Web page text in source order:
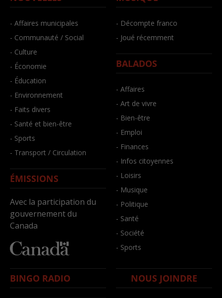
- Affaires municipales
- Communauté / Social
- Culture
- Économie
- Éducation
- Environnement
- Faits divers
- Santé et bien-être
- Sports
- Transport / Circulation
ÉMISSIONS
Avec la participation du
gouvernement du
Canada
- Décompte franco
- Joué récemment
BALADOS
- Affaires
- Art de vivre
- Bien-être
- Emploi
- Finances
- Infos citoyennes
- Loisirs
- Musique
- Politique
- Santé
- Société
- Sports
BINGO RADIO NOUS JOINDRE